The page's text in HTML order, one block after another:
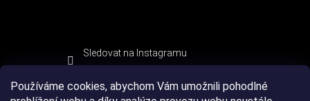
Používáme cookies, abychom Vám umožnili pohodlné
Sledovat na Instagramu